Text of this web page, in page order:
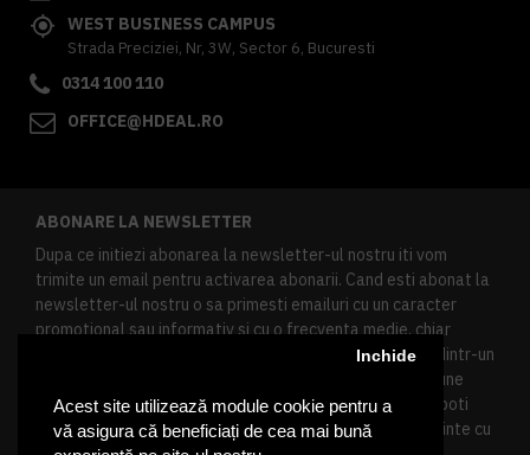
Acest site utilizează module cookie pentru a
vă asigura că beneficiați de cea mai bună
Inchide
WEST BUSINESS CAMPUS
Strada Preciziei, Nr, 3W, Sector 6, Bucuresti
0314 100 110
OFFICE@HDEAL.RO
ABONARE LA NEWSLETTER
Dupa ce initiezi abonarea la newsletter-ul nostru iti vom
trimite un email pentru activarea abonarii. Cand esti abonat la
newsletter-ul nostru o sa primesti emailuri cu un caracter
promotional sau informativ si cu o frecventa medie, chiar
redusa. Daca doresti sa te dezabonezi poti urma linkul dintr-un
newsletter primit, daca esti client inregistrat ai o sectiune
speciala in contul tau in acest scop, si de asemenea ne poti
contacta oricand pe email pentru orice intrebari sau cerinte cu